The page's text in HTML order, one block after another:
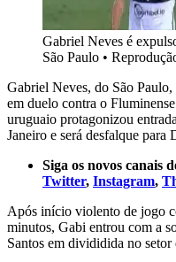
Gabriel Neves é
São Paulo •
Gabriel Neves, do São
em duelo contra o
uruguaio protagonizou
Janeiro e será desfalque
Siga os novos canais
Twitter, Instagram,
Após início violento de jogo
minutos, Gabi entrou com a
Santos em divididida no